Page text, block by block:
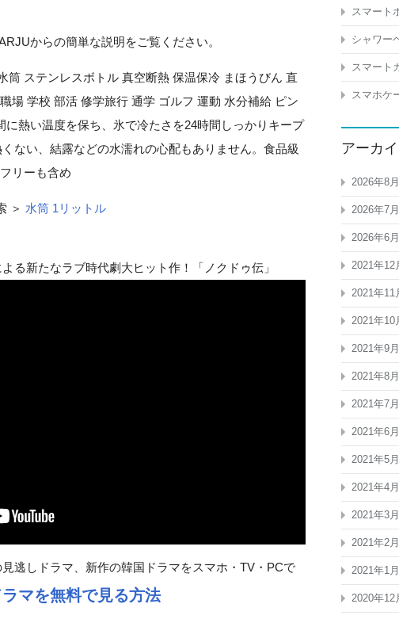
からの簡単な説明をご覧ください。
ステンレスボトル 真空断熱 保温保冷 まほうびん 直
場 学校 部活 修学旅行 通学 ゴルフ 運動 水分補給 ピン
に熱い温度を保ち、氷で冷たさを24時間しっかりキープ
ない、結露などの水濡れの心配もありません。食品級
リーも含め
＞ 水筒 1リットル
る新たなラブ時代劇大ヒット作！「ノクドゥ伝」
逃しドラマ、新作の韓国ドラマをスマホ・TV・PCで
マを無料で見る方法
スマート
シャワー
スマート
スマホケ
アーカ
2026年8月
2026年7月
2026年6月
2021年12
2021年11
2021年10
2021年9月
2021年8月
2021年7月
2021年6月
2021年5月
2021年4月
2021年3月
2021年2月
2021年1月
2020年12